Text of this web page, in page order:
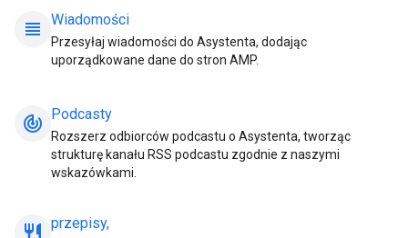
view_headline Wiadomości
Przesyłaj wiadomości do Asystenta, dodając
uporządkowane dane do stron AMP.
track_changes Podcasty
Rozszerz odbiorców podcastu o Asystenta, tworząc
strukturę kanału RSS podcastu zgodnie z naszymi
wskazówkami.
restaurant_meal
przepisy,